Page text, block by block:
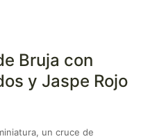
Bruja con
y Jaspe Rojo
un cruce de